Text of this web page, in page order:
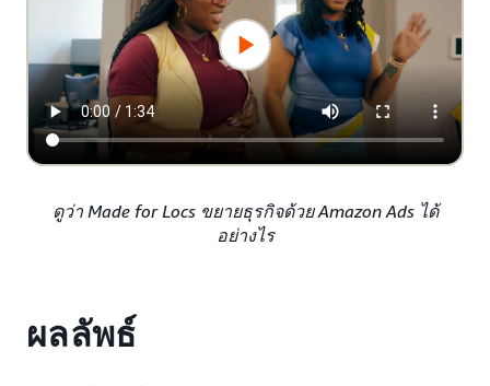
ดูว่า Made for Locs ขยายธุรกิจด้วย Amazon Ads ได้
อย่างไร
ผลลัพธ์